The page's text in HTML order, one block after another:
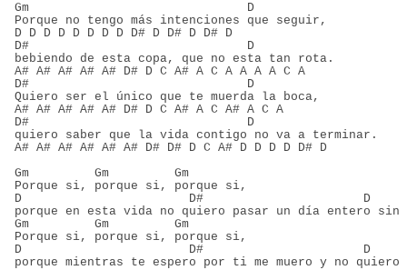
Gm                              D
Porque no tengo más intenciones que seguir,
D D D D D D D D D# D D# D D# D
D#                              D
bebiendo de esta copa, que no esta tan rota.
A# A# A# A# A# D# D C A# A C A A A A C A
D#                              D
Quiero ser el único que te muerda la boca,
A# A# A# A# A# D# D C A# A C A# A C A
D#                              D
quiero saber que la vida contigo no va a terminar.
A# A# A# A# A# A# D# D# D C A# D D D D D# D
Gm         Gm         Gm
Porque si, porque si, porque si,
D                       D#                      D
porque en esta vida no quiero pasar un día entero
Gm         Gm         Gm
Porque si, porque si, porque si,
D                       D#                      D
porque mientras te espero por ti me muero y no